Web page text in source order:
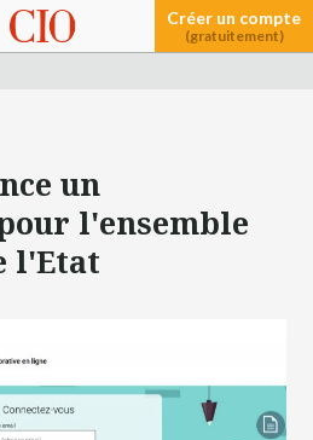
Créer un compte
(gratuitement)
un
l'ensemble
l'Etat